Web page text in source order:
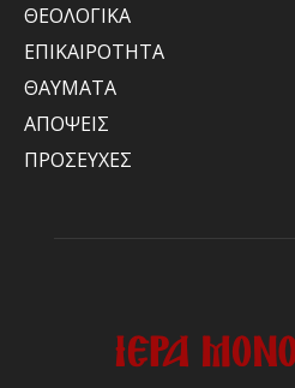
ΘΕΟΛΟΓΙΚΑ
ΕΠΙΚΑΙΡΟΤΗΤΑ
ΘΑΥΜΑΤΑ
ΑΠΟΨΕΙΣ
ΠΡΟΣΕΥΧΕΣ